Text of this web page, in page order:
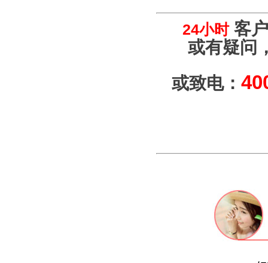
24小时客
或有疑问
或致电：